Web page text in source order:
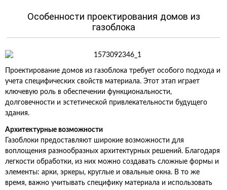
Особенности проектирования домов из
газоблока
Проектирование домов из газоблока требует особого подхода и
учета специфических свойств материала. Этот этап играет
ключевую роль в обеспечении функциональности,
долговечности и эстетической привлекательности будущего
здания.
Архитектурные возможности
Газоблоки предоставляют широкие возможности для
воплощения разнообразных архитектурных решений. Благодаря
легкости обработки, из них можно создавать сложные формы и
элементы: арки, эркеры, круглые и овальные окна. В то же
время, важно учитывать специфику материала и использовать